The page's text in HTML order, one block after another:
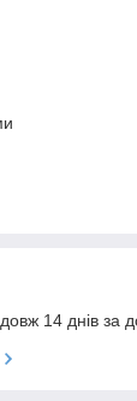
14 днів за